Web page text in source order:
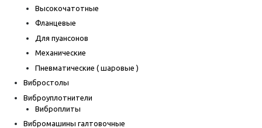
Высокочатотные
Фланцевые
Для пуансонов
Механические
Пневматические ( шаровые )
Вибростолы
Виброуплотнители
Виброплиты
Вибромашины галтовочные